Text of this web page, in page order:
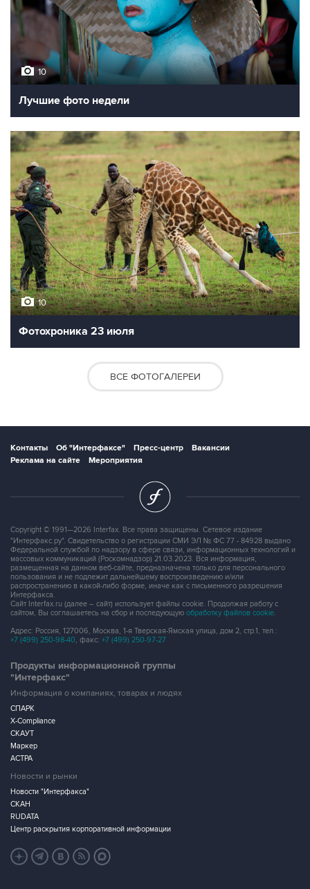
10
Лучшие фото недели
10
Фотохроника 23 июля
ВСЕ ФОТОГАЛЕРЕИ
Контакты Об "Интерфаксе" Пресс-центр
Вакансии
Реклама на сайте
Мероприятия
Copyright © 1991—2026 Interfax. Все права защищены. Сетевое издание
"Интерфакс.ру". Свидетельство о регистрации СМИ ЭЛ № ФС 77 - 84928 выдано
Федеральной службой по надзору в сфере связи, информационных технологий и
массовых коммуникаций (Роскомнадзор) 21.03.2023. Вся информация,
размещенная на данном веб-сайте, предназначена только для персонального
пользования и не подлежит дальнейшему воспроизведению и/или
распространению в какой-либо форме, иначе как с письменного разрешения
Интерфакса.
Сайт Interfax.ru (далее – сайт) использует файлы cookie. Продолжая работу с
сайтом, Вы соглашаетесь на сбор и последующую обработку файлов cookie.
Адрес: Россия, 127006, Москва, 1-я Тверская-Ямская улица, дом 2, стр.1, тел.:
+7 (499) 250-98-40, факс: +7 (499) 250-97-27
Продукты информационной группы
"Интерфакс"
Информация о компаниях, товарах и людях
СПАРК
X-Compliance
СКАУТ
Маркер
АСТРА
Новости и рынки
Новости "Интерфакса"
СКАН
RUDATA
Центр раскрытия корпоративной информации